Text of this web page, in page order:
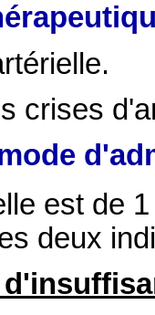
crises
est de
deux